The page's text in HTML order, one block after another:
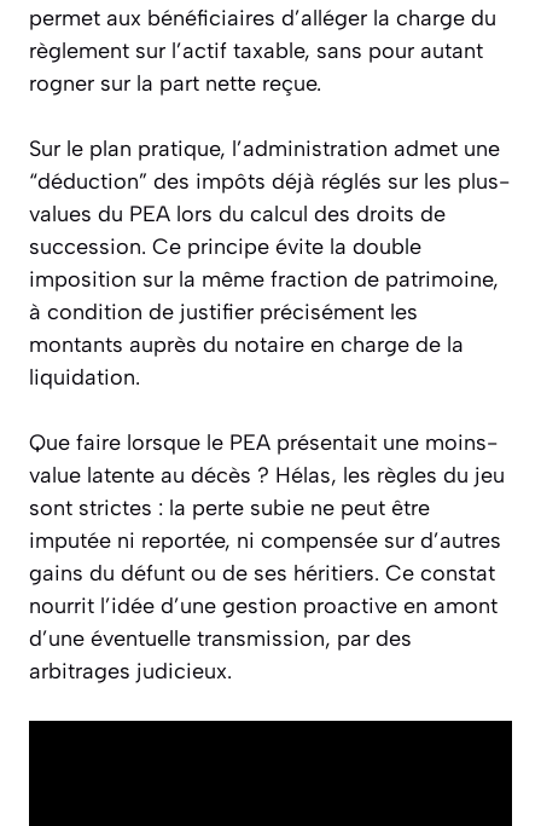
permet aux bénéficiaires d’alléger la charge du
règlement sur l’actif taxable, sans pour autant
rogner sur la part nette reçue.
Sur le plan pratique, l’administration admet une
“déduction” des impôts déjà réglés sur les plus-
values du PEA lors du calcul des droits de
succession. Ce principe évite la double
imposition sur la même fraction de patrimoine,
à condition de justifier précisément les
montants auprès du notaire en charge de la
liquidation.
Que faire lorsque le PEA présentait une moins-
value latente au décès ? Hélas, les règles du jeu
sont strictes : la perte subie ne peut être
imputée ni reportée, ni compensée sur d’autres
gains du défunt ou de ses héritiers. Ce constat
nourrit l’idée d’une gestion proactive en amont
d’une éventuelle transmission, par des
arbitrages judicieux.